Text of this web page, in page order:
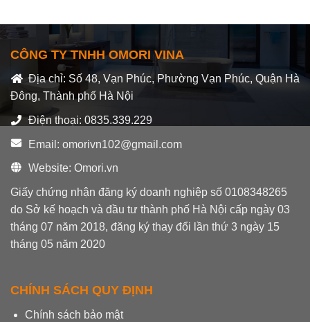
5
sao
CÔNG TY TNHH OMORI VINA
Địa chỉ: Số 48, Vạn Phúc, Phường Vạn Phúc, Quận Hà
Đông, Thành phố Hà Nội
Điện thoại: 0835.339.229
Email: omorivn102@gmail.com
Website: Omori.vn
Giấy chứng nhận đăng ký doanh nghiệp số 0108348265
do Sở kế hoạch và đầu tư thành phố Hà Nội cấp ngày 03
tháng 07 năm 2018, đăng ký thay đổi lần thứ 3 ngày 15
tháng 05 năm 2020
CHÍNH SÁCH QUY ĐỊNH
Chính sách bảo mật